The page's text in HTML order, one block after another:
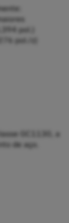
pol.)
pol./z)
GC1130, a
de aço.